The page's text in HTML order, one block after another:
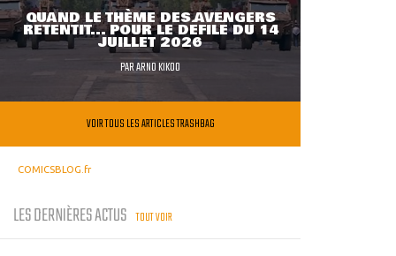
QUAND LE THÈME DES AVENGERS
RETENTIT... POUR LE DÉFILÉ DU 14
JUILLET 2026
PARARNO KIKOO
VOIR TOUS LES ARTICLES TRASHBAG
COMICSBLOG.fr
LES DERNIÈRES ACTUS TOUT VOIR